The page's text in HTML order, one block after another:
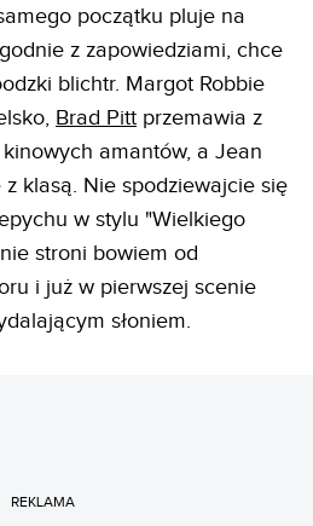
początku pluje na
z zapowiedziami, chce
blichtr. Margot Robbie
Brad Pitt przemawia z
amantów, a Jean
klasą. Nie spodziewajcie się
w stylu "Wielkiego
stroni bowiem od
i już w pierwszej scenie
słoniem.
REKLAMA